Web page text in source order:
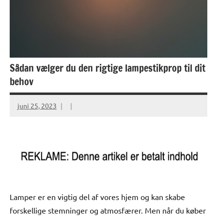
Sådan vælger du den rigtige lampestikprop til dit
behov
juni 25, 2023
Lamper er en vigtig del af vores hjem og kan skabe
forskellige stemninger og atmosfærer. Men når du køber